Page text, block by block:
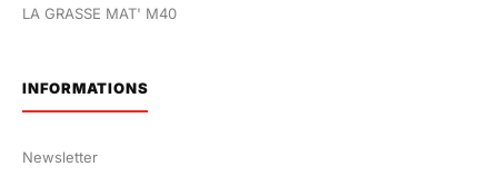
LA GRASSE MAT' M40
INFORMATIONS
Newsletter